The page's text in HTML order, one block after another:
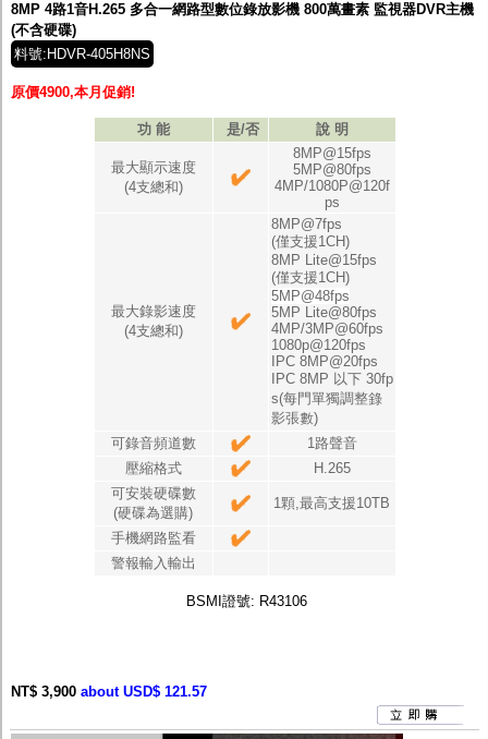
8MP 4路1音H.265 多合一網路型數位錄放影機 800萬畫素 監視器DVR主機
(不含硬碟)
料號:HDVR-405H8NS
原價4900,本月促銷!
功 能 是/否 說 明
最大顯示速度
(4支總和)
8MP@15fps
5MP@80fps
4MP/1080P@120f
ps
最大錄影速度
(4支總和)
8MP@7fps
(僅支援1CH)
8MP Lite@15fps
(僅支援1CH)
5MP@48fps
5MP Lite@80fps
4MP/3MP@60fps
1080p@120fps
IPC 8MP@20fps
IPC 8MP 以下 30fp
s(每門單獨調整錄
影張數)
可錄音頻道數
1路聲音
壓縮格式
H.265
可安裝硬碟數
(硬碟為選購)
1顆,最高支援10TB
手機網路監看
警報輸入輸出
BSMI證號: R43106
NT$ 3,900 about USD$ 121.57